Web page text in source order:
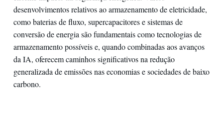
desenvolvimentos relativos ao armazenamento de eletricidade,
como baterias de fluxo, supercapacitores e sistemas de
conversão de energia são fundamentais como tecnologias de
armazenamento possíveis e, quando combinadas aos avanços
da IA, oferecem caminhos significativos na redução
generalizada de emissões nas economias e sociedades de baixo
carbono.